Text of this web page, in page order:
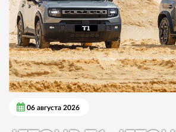
06 августа 2026